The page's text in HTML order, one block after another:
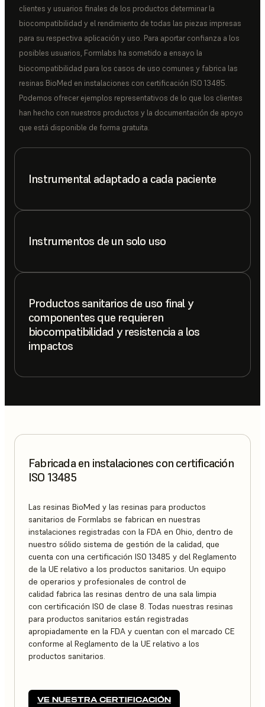
clientes y usuarios finales de los productos determinar la
biocompatibilidad y el rendimiento de todas las piezas impresas
para su respectiva aplicación y uso. Para aportar confianza a los
posibles usuarios, Formlabs ha sometido a ensayo la
biocompatibilidad para los casos de uso comunes y fabrica las
resinas BioMed en instalaciones con certificación ISO 13485.
Podemos ofrecer ejemplos representativos de lo que los clientes
han hecho con nuestros productos y la documentación de apoyo
que está disponible de forma gratuita.
Instrumental adaptado a cada paciente
Instrumentos de un solo uso
Productos sanitarios de uso final y
componentes que requieren
biocompatibilidad y resistencia a los
impactos
Fabricada en instalaciones con certificación
ISO 13485
Las resinas BioMed y las resinas para productos
sanitarios de Formlabs se fabrican en nuestras
instalaciones registradas con la FDA en Ohio, dentro de
nuestro sólido sistema de gestión de la calidad, que
cuenta con una certificación ISO 13485 y del Reglamento
de la UE relativo a los productos sanitarios. Un equipo
de operarios y profesionales de control de
calidad fabrica las resinas dentro de una sala limpia
con certificación ISO de clase 8. Todas nuestras resinas
para productos sanitarios están registradas
apropiadamente en la FDA y cuentan con el marcado CE
conforme al Reglamento de la UE relativo a los
productos sanitarios.
VE NUESTRA CERTIFICACIÓN